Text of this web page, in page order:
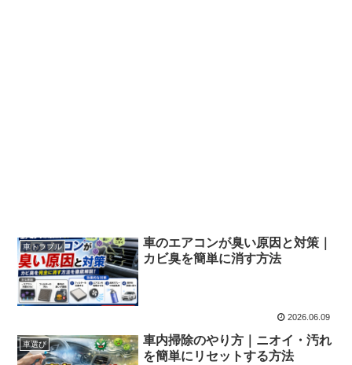
車トラブル
車のエアコンが臭い原因と対策｜
カビ臭を簡単に消す方法
2026.06.09
車選び
車内掃除のやり方｜ニオイ・汚れ
を簡単にリセットする方法